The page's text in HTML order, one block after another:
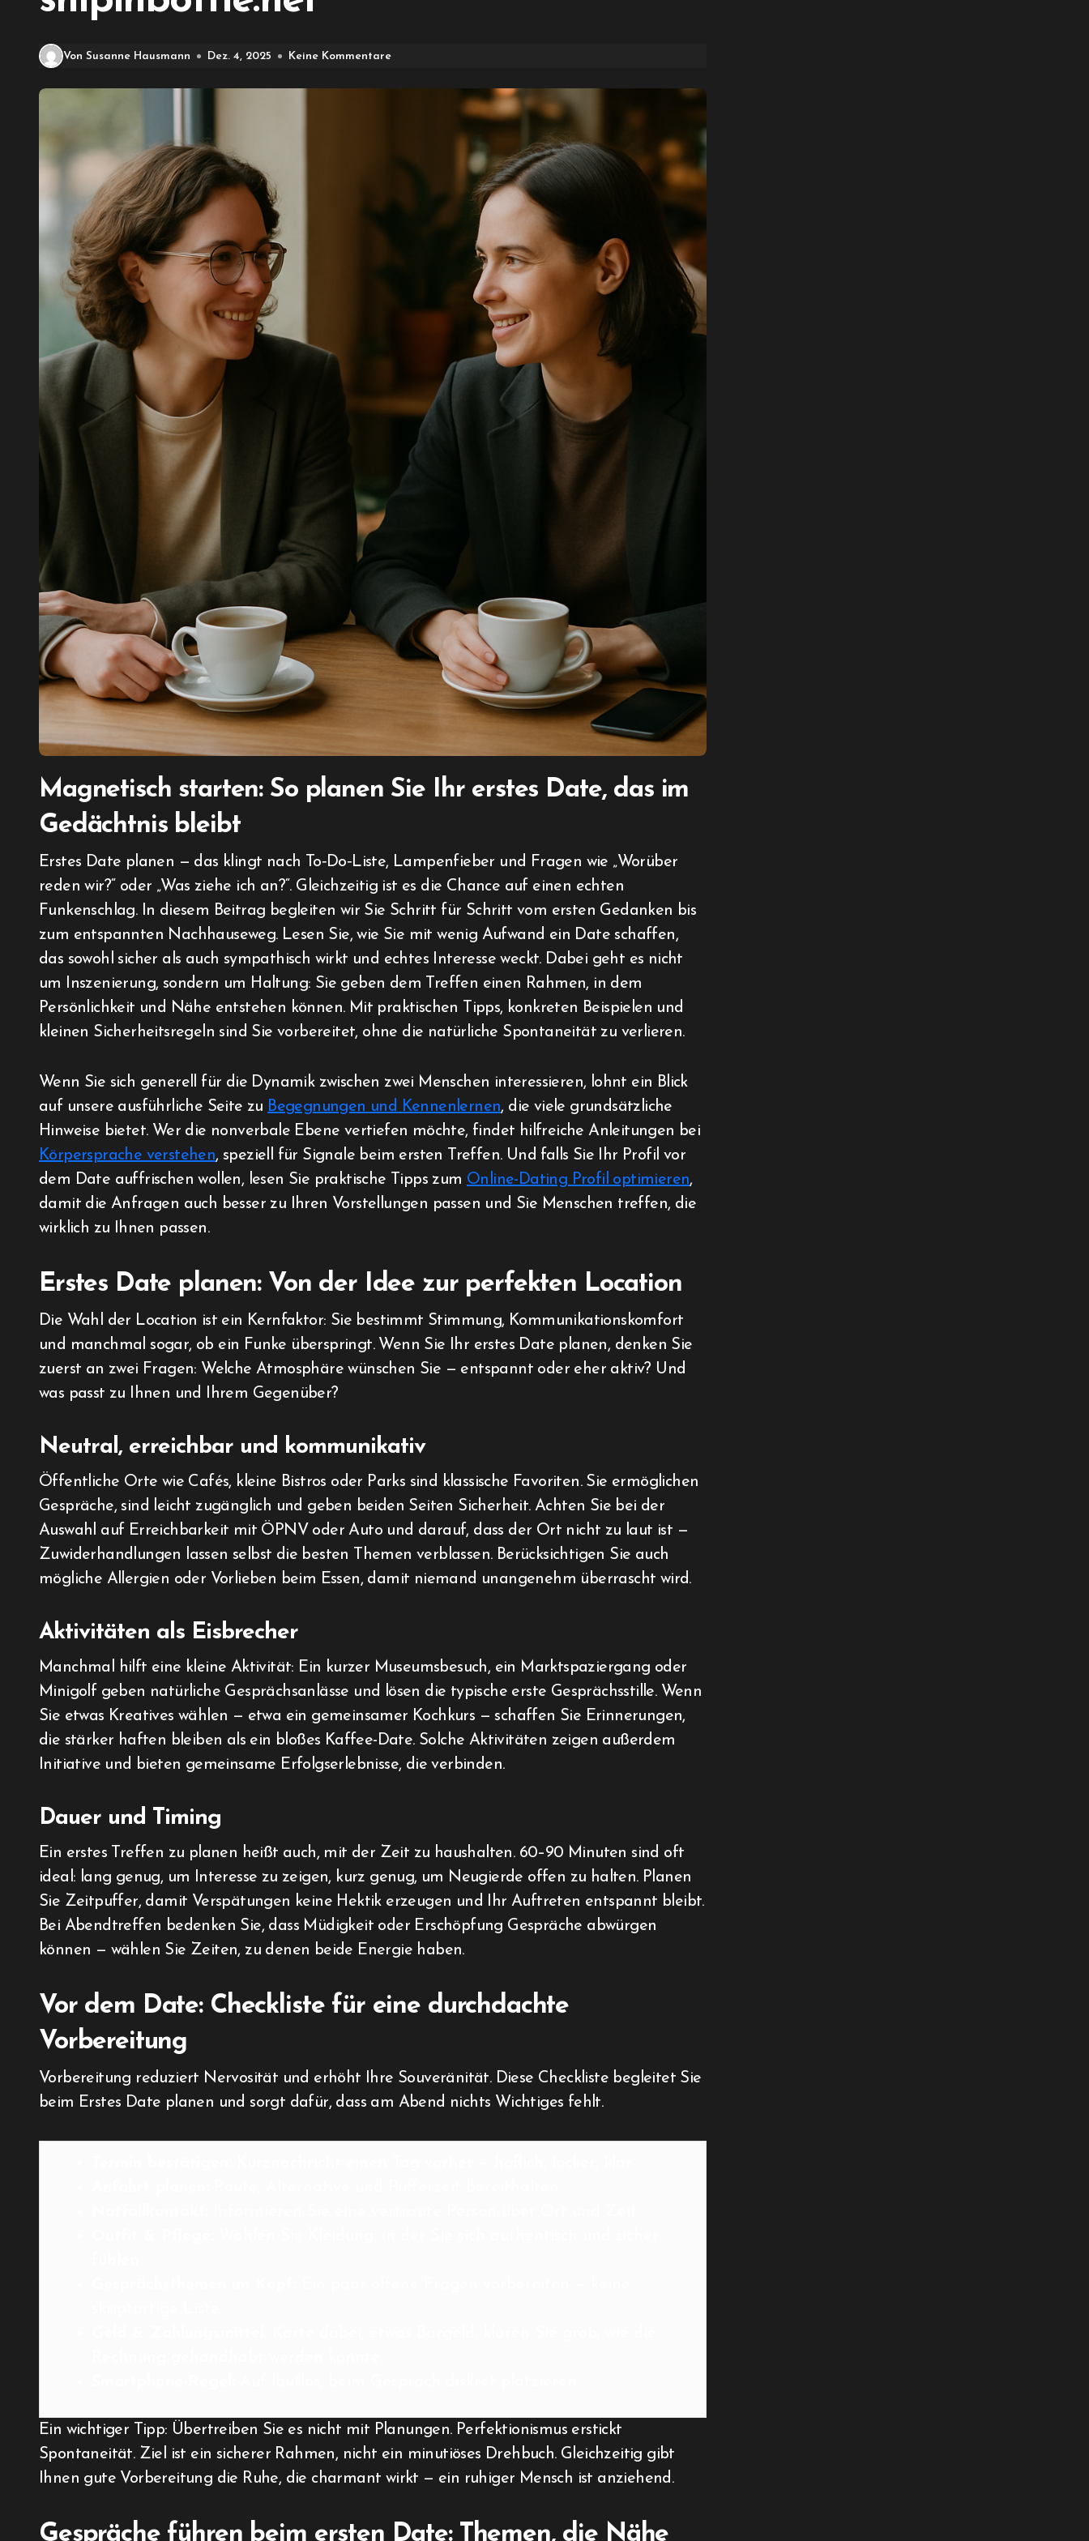
Von Susanne Hausmann Dez. 4, 2025 Keine Kommentare
Magnetisch starten: So planen Sie Ihr erstes Date, das im
Gedächtnis bleibt
Erstes Date planen — das klingt nach To‑Do‑Liste, Lampenfieber und Fragen wie „Worüber
reden wir?“ oder „Was ziehe ich an?“. Gleichzeitig ist es die Chance auf einen echten
Funkenschlag. In diesem Beitrag begleiten wir Sie Schritt für Schritt vom ersten Gedanken bis
zum entspannten Nachhauseweg. Lesen Sie, wie Sie mit wenig Aufwand ein Date schaffen,
das sowohl sicher als auch sympathisch wirkt und echtes Interesse weckt. Dabei geht es nicht
um Inszenierung, sondern um Haltung: Sie geben dem Treffen einen Rahmen, in dem
Persönlichkeit und Nähe entstehen können. Mit praktischen Tipps, konkreten Beispielen und
kleinen Sicherheitsregeln sind Sie vorbereitet, ohne die natürliche Spontaneität zu verlieren.
Wenn Sie sich generell für die Dynamik zwischen zwei Menschen interessieren, lohnt ein Blick
auf unsere ausführliche Seite zu Begegnungen und Kennenlernen, die viele grundsätzliche
Hinweise bietet. Wer die nonverbale Ebene vertiefen möchte, findet hilfreiche Anleitungen bei
Körpersprache verstehen, speziell für Signale beim ersten Treffen. Und falls Sie Ihr Profil vor
dem Date auffrischen wollen, lesen Sie praktische Tipps zum Online-Dating Profil optimieren,
damit die Anfragen auch besser zu Ihren Vorstellungen passen und Sie Menschen treffen, die
wirklich zu Ihnen passen.
Erstes Date planen: Von der Idee zur perfekten Location
Die Wahl der Location ist ein Kernfaktor: Sie bestimmt Stimmung, Kommunikationskomfort
und manchmal sogar, ob ein Funke überspringt. Wenn Sie Ihr erstes Date planen, denken Sie
zuerst an zwei Fragen: Welche Atmosphäre wünschen Sie — entspannt oder eher aktiv? Und
was passt zu Ihnen und Ihrem Gegenüber?
Neutral, erreichbar und kommunikativ
Öffentliche Orte wie Cafés, kleine Bistros oder Parks sind klassische Favoriten. Sie ermöglichen
Gespräche, sind leicht zugänglich und geben beiden Seiten Sicherheit. Achten Sie bei der
Auswahl auf Erreichbarkeit mit ÖPNV oder Auto und darauf, dass der Ort nicht zu laut ist —
Zuwiderhandlungen lassen selbst die besten Themen verblassen. Berücksichtigen Sie auch
mögliche Allergien oder Vorlieben beim Essen, damit niemand unangenehm überrascht wird.
Aktivitäten als Eisbrecher
Manchmal hilft eine kleine Aktivität: Ein kurzer Museumsbesuch, ein Marktspaziergang oder
Minigolf geben natürliche Gesprächsanlässe und lösen die typische erste Gesprächsstille. Wenn
Sie etwas Kreatives wählen — etwa ein gemeinsamer Kochkurs — schaffen Sie Erinnerungen,
die stärker haften bleiben als ein bloßes Kaffee-Date. Solche Aktivitäten zeigen außerdem
Initiative und bieten gemeinsame Erfolgserlebnisse, die verbinden.
Dauer und Timing
Ein erstes Treffen zu planen heißt auch, mit der Zeit zu haushalten. 60–90 Minuten sind oft
ideal: lang genug, um Interesse zu zeigen, kurz genug, um Neugierde offen zu halten. Planen
Sie Zeitpuffer, damit Verspätungen keine Hektik erzeugen und Ihr Auftreten entspannt bleibt.
Bei Abendtreffen bedenken Sie, dass Müdigkeit oder Erschöpfung Gespräche abwürgen
können — wählen Sie Zeiten, zu denen beide Energie haben.
Vor dem Date: Checkliste für eine durchdachte
Vorbereitung
Vorbereitung reduziert Nervosität und erhöht Ihre Souveränität. Diese Checkliste begleitet Sie
beim Erstes Date planen und sorgt dafür, dass am Abend nichts Wichtiges fehlt.
Ein wichtiger Tipp: Übertreiben Sie es nicht mit Planungen. Perfektionismus erstickt
Spontaneität. Ziel ist ein sicherer Rahmen, nicht ein minutiöses Drehbuch. Gleichzeitig gibt
Ihnen gute Vorbereitung die Ruhe, die charmant wirkt — ein ruhiger Mensch ist anziehend.
Gespräche führen beim ersten Date: Themen, die Nähe